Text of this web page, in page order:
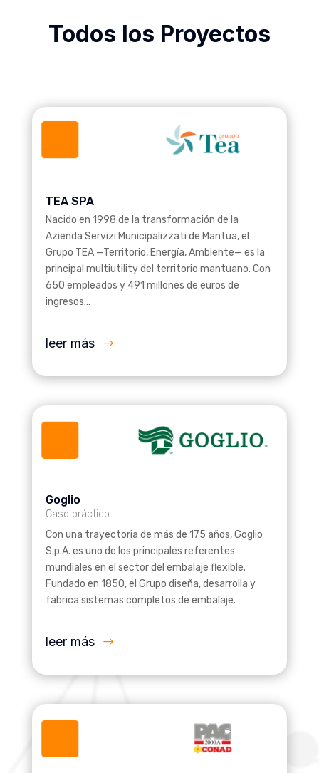
Todos los Proyectos
TEA SPA
Nacido en 1998 de la transformación de la
Azienda Servizi Municipalizzati de Mantua, el
Grupo TEA —Territorio, Energía, Ambiente— es la
principal multiutility del territorio mantuano. Con
650 empleados y 491 millones de euros de
ingresos…
leer más
Goglio
Caso práctico
Con una trayectoria de más de 175 años, Goglio
S.p.A. es uno de los principales referentes
mundiales en el sector del embalaje flexible.
Fundado en 1850, el Grupo diseña, desarrolla y
fabrica sistemas completos de embalaje.
leer más